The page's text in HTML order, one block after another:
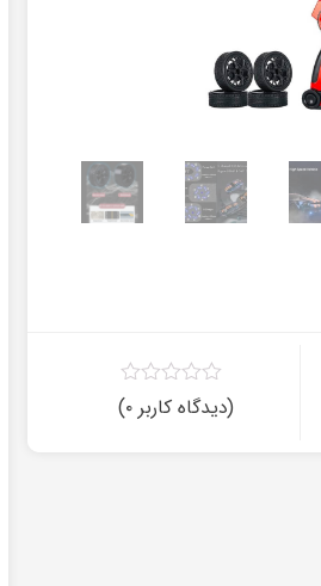
(دیدگاه کاربر ۰)